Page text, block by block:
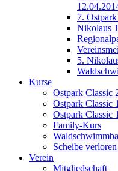
7.
Nikolaus
5.
Kurse
Ostpark Classic
Ostpark Classic
Ostpark Classic
Family-Kurs
Scheibe
Verein
Mitgliedschaft